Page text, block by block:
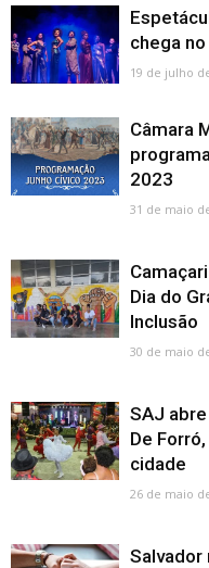
chega
19 de julho
Câmara
2023
31 de maio
Dia do
Inclusão
30 de maio
SAJ
De
cidade
26 de maio
Salvador